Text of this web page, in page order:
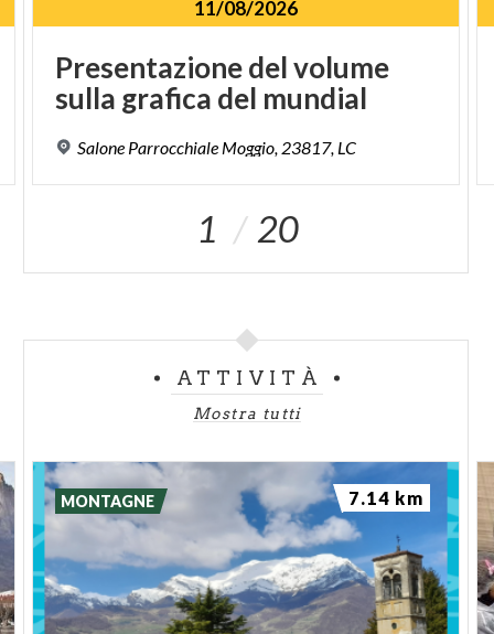
11/08/2026
Presentazionedelvolume
sulla grafica del mundial
Salone Parrocchiale Moggio, 23817, LC
1 20
ATTIVITÀ
Mostra tutti
MONTAGNE 7.14 km